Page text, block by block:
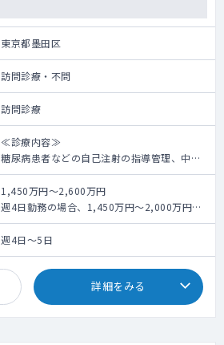
東京都墨田区
訪問診療・不問
訪問診療
≪診療内容≫
糖尿病患者などの自己注射の指導管理、中心
静脈栄養指導管理、経管栄養指導管理、
自己導尿指導管理、人工呼吸指導管理、在宅
酸素療法指導管理、悪性腫瘍の指導管理、
痛みの緩和指導、重度褥瘡の指導管理、胸腔
穿刺/腹腔穿刺 等
軽い病状の方から重症の方まで幅広く、高齢
の独居の方や若いご家族と暮らしている方な
ど様々です。
当院の特徴としては、終末期の患者さんや医
1,450万円～2,600万円
週4日勤務の場合、1,450万円～2,000万円、
週5日勤務の場合、1,800万円～2,600万円
※別途手当支給あり（交通費、時間外手当、
オンコール手当 等）
※未経験・転科希望の場合、週5日1,800万
円、週4日1,450万円の提示になります。
※技能に応じて、医師には3つのランクに分け
られ、医療的必要度の高い患者にどの程度対
週4日～5日
詳細をみる